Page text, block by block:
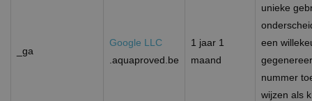
_ga
Google LLC
.aquaproved.be
1 jaar 1
maand
unieke
een
nummer
wijzen als